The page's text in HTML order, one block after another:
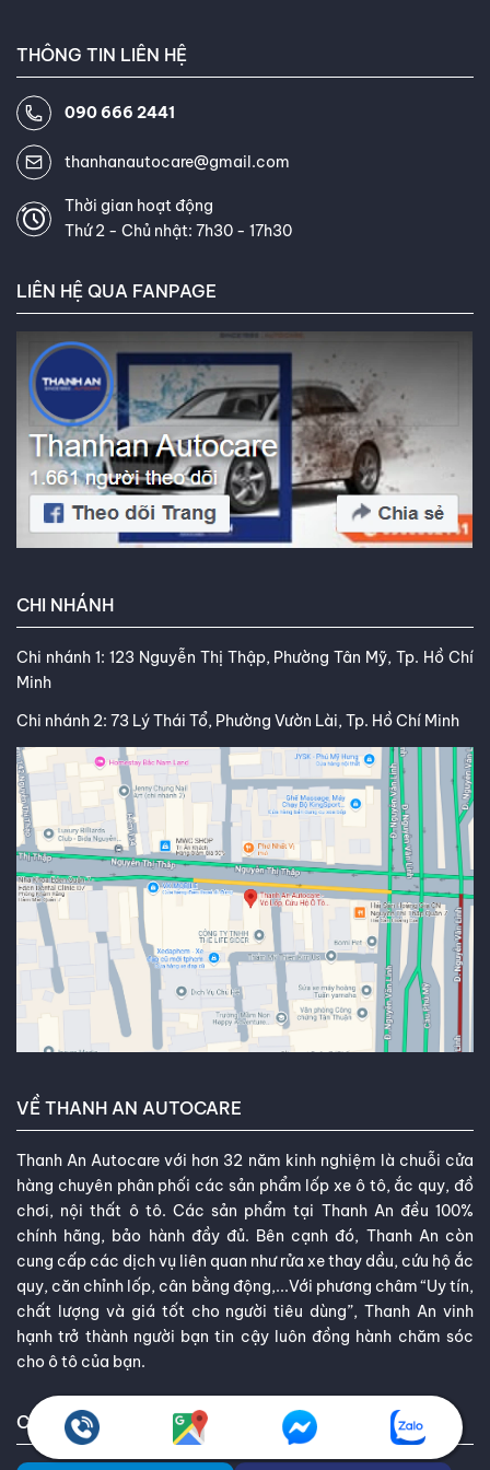
những kiến thức và công nghệ
hàng thường xuyên khen ngợi khả
tạp về lốp xe một cách dễ hiểu
và khả năng tư vấn tận tâm của
tôi. Mục tiêu của tôi là giúp bạn
ứng chính xác nhu cầu và ngân
Facebook,TikTok Youtube
THÔNG TIN LIÊN HỆ
090 666 2441
thanhanautocare@gmail.com
Thời gian hoạt động
Thứ 2 - Chủ nhật: 7h30 - 17h30
LIÊN HỆ QUA FANPAGE
CHI NHÁNH
Chi nhánh 1: 123 Nguyễn Thị Thập, Phường Tân Mỹ, Tp. Hồ Chí
Minh
Chi nhánh 2: 73 Lý Thái Tổ, Phường Vườn Lài, Tp. Hồ Chí Minh
VỀ THANH AN AUTOCARE
Thanh An Autocare với hơn 32 năm kinh nghiệm là chuỗi cửa
hàng chuyên phân phối các sản phẩm lốp xe ô tô, ắc quy, đồ
chơi, nội thất ô tô. Các sản phẩm tại Thanh An đều 100%
chính hãng, bảo hành đầy đủ. Bên cạnh đó, Thanh An còn
cung cấp các dịch vụ liên quan như rửa xe thay dầu, cứu hộ ắc
quy, căn chỉnh lốp, cân bằng động,...Với phương châm “Uy tín,
chất lượng và giá tốt cho người tiêu dùng”, Thanh An vinh
hạnh trở thành người bạn tin cậy luôn đồng hành chăm sóc
cho ô tô của bạn.
CÁC WEBSITE THÀNH VIÊN